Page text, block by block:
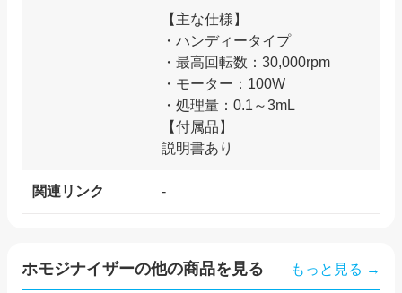
【主な仕様】
・ハンディータイプ
・最高回転数：30,000rpm
・モーター：100W
・処理量：0.1～3mL
【付属品】
関連リンク -
ホモジナイザーの他の商品を見る もっと見る →